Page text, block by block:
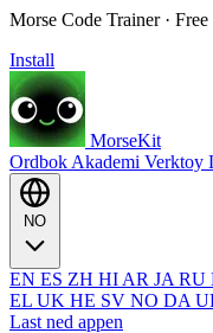
Morse Code Trainer ·
Install
MorseKit
Ordbok Akademi Verktoy
EN ES ZH HI AR JA RU
EL UK HE SV NO DA
Last ned appen